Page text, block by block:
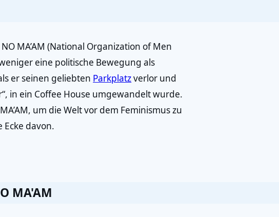
MA’AM (National Organization of Men
eine politische Bewegung als
er seinen geliebten Parkplatzverlor und
in ein Coffee House umgewandelt wurde.
um die Welt vor dem Feminismus zu
Ecke davon.
MA'AM